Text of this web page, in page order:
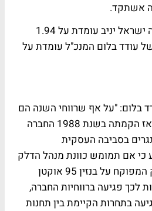
אשתקד.
עלות שכרו על יו"ר החברה ישראל יניב עומדת על 1.94
עודד בלום המנכ"ל עומדת על
בלום: "על אף שרווחי השנה הם
רווחי שיא של דור אלון מאז הקמתה בשנת 1988 החברה
בסביבה העסקית
כי אם תמומש כוונת מנהל הדלק
להקטין את מרווח השיווק המפוקח על בנזין 95 אוקטן
לכך פגיעה ברווחיות החברה,
בתחרות הקיימת בין תחנות